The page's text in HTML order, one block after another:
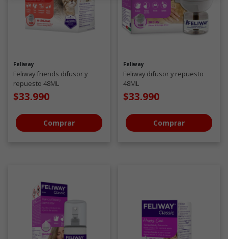
Feliway
Feliway friends difusor y
repuesto 48ML
$33.990
Comprar
Feliway
Feliway difusor y repuesto
48ML
$33.990
Comprar